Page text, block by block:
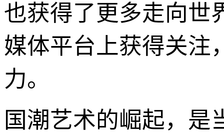
也获得了更多走向世
媒体平台上获得关注
力。
国潮艺术的崛起，是